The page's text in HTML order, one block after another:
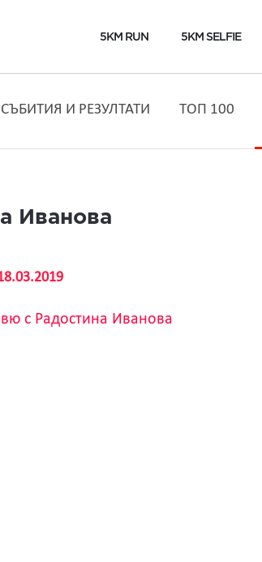
5KM RUN 5KM SELFIE
СЪБИТИЯ И РЕЗУЛТАТИ ТОП 100
Иванова
с Радостина Иванова